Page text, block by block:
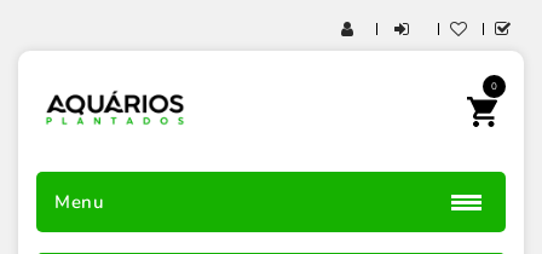
0
Menu